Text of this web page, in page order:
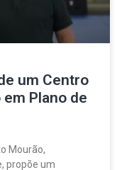
um Centro
Plano de
Mourão,
propõe um